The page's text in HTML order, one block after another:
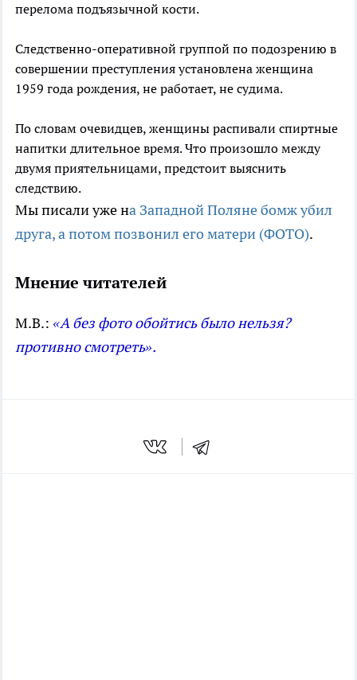
перелома подъязычной кости.
Следственно-оперативной группой по подозрению в
совершении преступления установлена женщина
1959 года рождения, не работает, не судима.
По словам очевидцев, женщины распивали спиртные
напитки длительное время. Что произошло между
двумя приятельницами, предстоит выяснить
следствию.
Мы писали уже на Западной Поляне бомж убил
друга, а потом позвонил его матери (ФОТО).
Мнение читателей
М.В.: «А без фото обойтись было нельзя?
противно смотреть».